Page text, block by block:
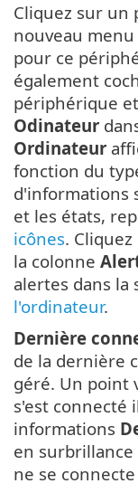
Cliquez sur
nouveau
pour ce
également
périphérique
Odinateur
Ordinateur
fonction du
d'informations
et les états,
icônes.
la colonne
alertes dans la
l'ordinateur.
Dernière
de la dernière
géré. Un point
s'est connecté
informations
en
ne se connecte